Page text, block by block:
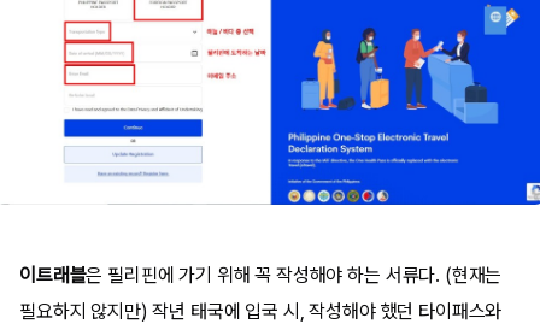
이트래블은 필리핀에 가기 위해 꼭 작성해야 하는 서류다. (현재는
필요하지 않지만) 작년 태국에 입국 시, 작성해야 했던 타이패스와